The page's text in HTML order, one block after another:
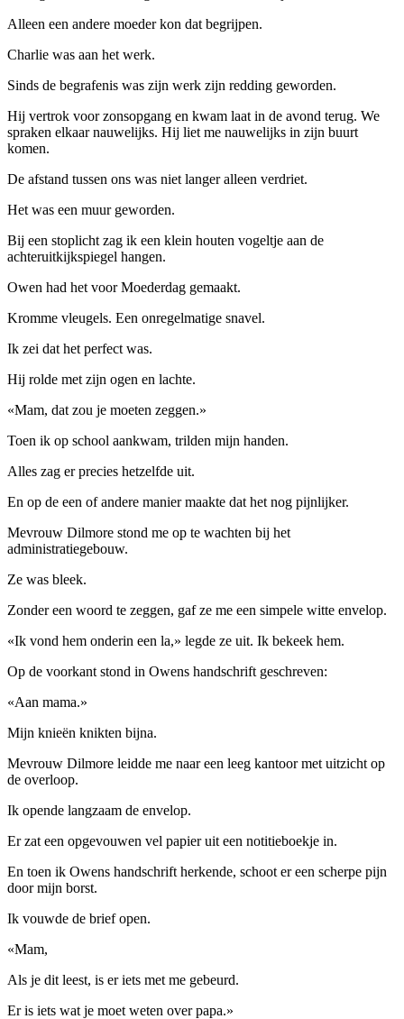
Alleen een andere moeder kon dat begrijpen.
Charlie was aan het werk.
Sinds de begrafenis was zijn werk zijn redding geworden.
Hij vertrok voor zonsopgang en kwam laat in de avond terug. We
spraken elkaar nauwelijks. Hij liet me nauwelijks in zijn buurt
komen.
De afstand tussen ons was niet langer alleen verdriet.
Het was een muur geworden.
Bij een stoplicht zag ik een klein houten vogeltje aan de
achteruitkijkspiegel hangen.
Owen had het voor Moederdag gemaakt.
Kromme vleugels. Een onregelmatige snavel.
Ik zei dat het perfect was.
Hij rolde met zijn ogen en lachte.
«Mam, dat zou je moeten zeggen.»
Toen ik op school aankwam, trilden mijn handen.
Alles zag er precies hetzelfde uit.
En op de een of andere manier maakte dat het nog pijnlijker.
Mevrouw Dilmore stond me op te wachten bij het
administratiegebouw.
Ze was bleek.
Zonder een woord te zeggen, gaf ze me een simpele witte envelop.
«Ik vond hem onderin een la,» legde ze uit. Ik bekeek hem.
Op de voorkant stond in Owens handschrift geschreven:
«Aan mama.»
Mijn knieën knikten bijna.
Mevrouw Dilmore leidde me naar een leeg kantoor met uitzicht op
de overloop.
Ik opende langzaam de envelop.
Er zat een opgevouwen vel papier uit een notitieboekje in.
En toen ik Owens handschrift herkende, schoot er een scherpe pijn
door mijn borst.
Ik vouwde de brief open.
«Mam,
Als je dit leest, is er iets met me gebeurd.
Er is iets wat je moet weten over papa.»